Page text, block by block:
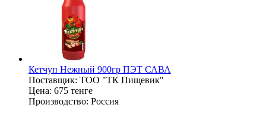
Кетчуп Нежный 900гр ПЭТ САВА
Поставщик: ТОО "ТК Пищевик"
Цена: 675 тенге
Производство: Россия